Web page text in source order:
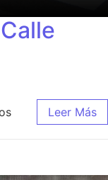
Leer Más